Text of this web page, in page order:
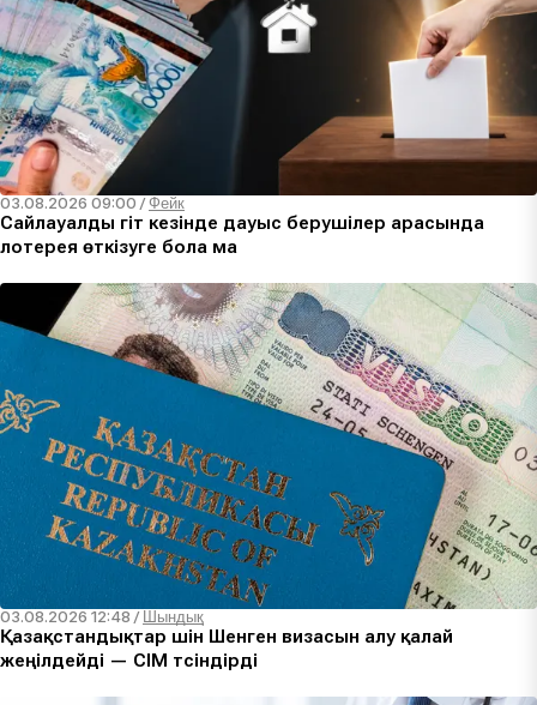
03.08.2026 09:00 /Фейк
Сайлауалды үгіт кезінде дауыс берушілер арасында
лотерея өткізуге бола ма
03.08.2026 12:48 / Шындық
Қазақстандықтар үшін Шенген визасын алу қалай
жеңілдейді — СІМ түсіндірді